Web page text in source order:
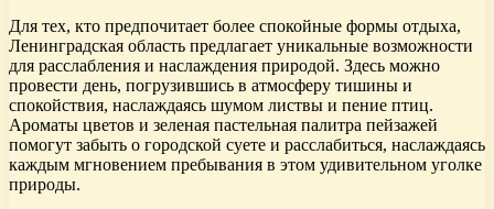
Для тех, кто предпочитает более спокойные формы отдыха,
Ленинградская область предлагает уникальные возможности
для расслабления и наслаждения природой. Здесь можно
провести день, погрузившись в атмосферу тишины и
спокойствия, наслаждаясь шумом листвы и пение птиц.
Ароматы цветов и зеленая пастельная палитра пейзажей
помогут забыть о городской суете и расслабиться, наслаждаясь
каждым мгновением пребывания в этом удивительном уголке
природы.